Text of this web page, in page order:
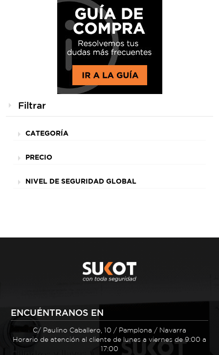
Filtrar
CATEGORÍA
PRECIO
NIVEL DE SEGURIDAD GLOBAL
ENCUÉNTRANOS EN
C/ Paulino Caballero, 10 / Pamplona / Navarra
Horario de atención al cliente de lunes a viernes de 9:00 a
17:00